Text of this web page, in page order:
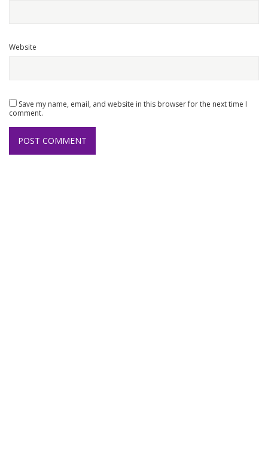
Website
Save my name, email, and website in this browser for the next time I
comment.